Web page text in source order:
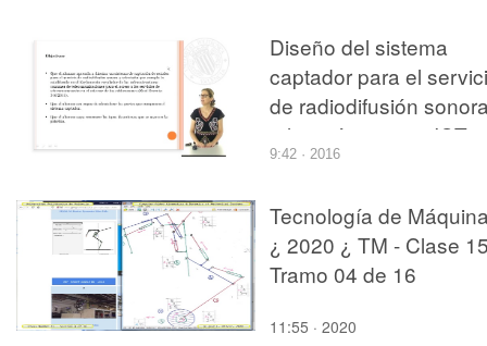
Diseño del sistema
captador para el
de radiodifusión
televisión en una ICT
9:42 · 2016
Tecnología de
¿ 2020 ¿ TM - Clase
Tramo 04 de 16
11:55 · 2020